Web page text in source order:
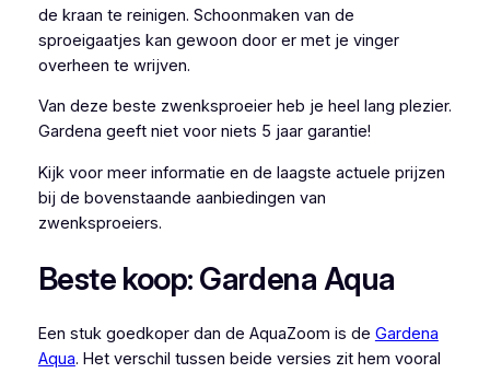
de kraan te reinigen. Schoonmaken van de
sproeigaatjes kan gewoon door er met je vinger
overheen te wrijven.
Van deze beste zwenksproeier heb je heel lang plezier.
Gardena geeft niet voor niets 5 jaar garantie!
Kijk voor meer informatie en de laagste actuele prijzen
bij de bovenstaande aanbiedingen van
zwenksproeiers.
Beste koop: Gardena Aqua
Een stuk goedkoper dan de AquaZoom is de Gardena
Aqua. Het verschil tussen beide versies zit hem vooral